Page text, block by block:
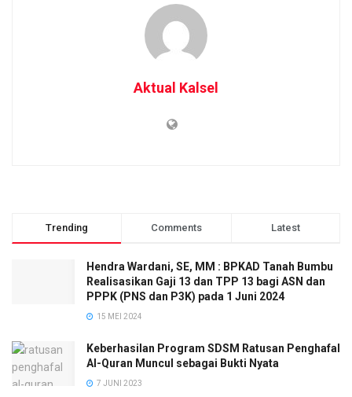
Aktual Kalsel
Trending Comments Latest
Hendra Wardani, SE, MM : BPKAD Tanah Bumbu
Realisasikan Gaji 13 dan TPP 13 bagi ASN dan
PPPK (PNS dan P3K) pada 1 Juni 2024
15 MEI 2024
Keberhasilan Program SDSM Ratusan Penghafal
Al-Quran Muncul sebagai Bukti Nyata
7 JUNI 2023